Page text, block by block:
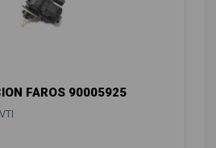
FAROS 90005925